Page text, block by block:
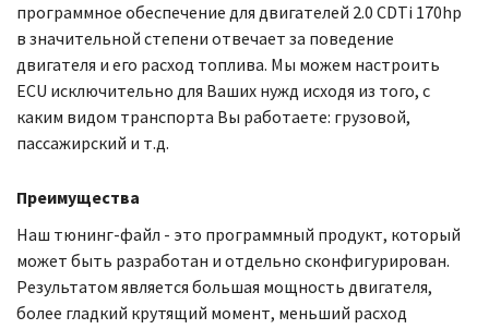
программное обеспечение для двигателей 2.0 CDTi 170hp
в значительной степени отвечает за поведение
двигателя и его расход топлива. Мы можем настроить
ECU исключительно для Ваших нужд исходя из того, с
каким видом транспорта Вы работаете: грузовой,
пассажирский и т.д.
Преимущества
Наш тюнинг-файл - это программный продукт, который
может быть разработан и отдельно сконфигурирован.
Результатом является большая мощность двигателя,
более гладкий крутящий момент, меньший расход